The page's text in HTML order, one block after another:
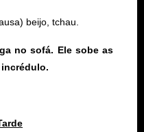
beijo, tchau.
no sofá. Ele sobe as